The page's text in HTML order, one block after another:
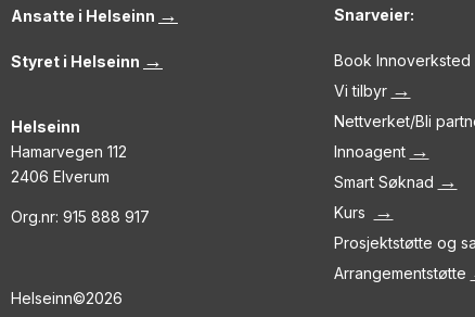
Ansatte i Helseinn →
Styret i Helseinn →
Helseinn
Hamarvegen 112
2406 Elverum
Org.nr: 915 888 917
Helseinn©2026
Snarveier:
Book Innoverksted
Vi tilbyr →
Nettverket/Bli
Innoagent →
Smart Søknad →
Kurs →
Prosjektstøtte og
Arrangementstøtte